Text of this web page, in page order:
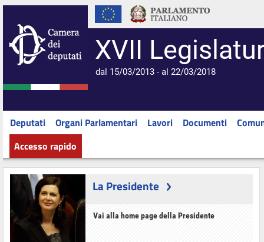
XVII
dal 15/03/2013 - al 22/03/2018
Deputati Organi Parlamentari Lavori Documenti
Accesso rapido
La Presidente
Vai alla home page della Presidente